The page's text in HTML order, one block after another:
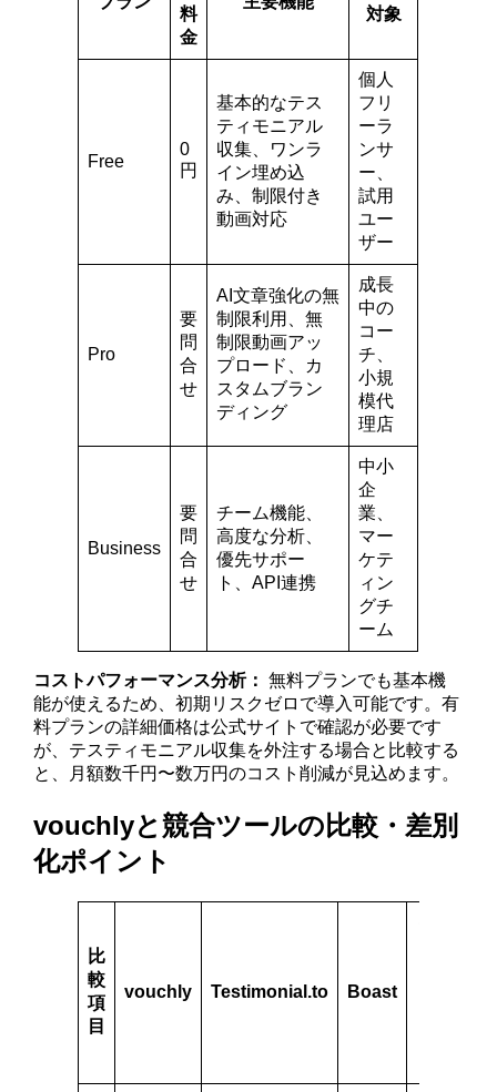
料
金
対象
Free
0
円
基本的なテス
ティモニアル
収集、ワンラ
イン埋め込
み、制限付き
動画対応
個人
フリ
ーラ
ンサ
ー、
試用
ユー
ザー
Pro
要
問
合
せ
AI文章強化の無
制限利用、無
制限動画アッ
プロード、カ
スタムブラン
ディング
成長
中の
コー
チ、
小規
模代
理店
Business
要
問
合
せ
チーム機能、
高度な分析、
優先サポー
ト、API連携
中小
企
業、
マー
ケテ
ィン
グチ
ーム
コストパフォーマンス分析： 無料プランでも基本機
能が使えるため、初期リスクゼロで導入可能です。有
料プランの詳細価格は公式サイトで確認が必要です
が、テスティモニアル収集を外注する場合と比較する
と、月額数千円〜数万円のコスト削減が見込めます。
vouchlyと競合ツールの比較・差別
化ポイント
比
較
項
目
vouchly Testimonial.to Boast